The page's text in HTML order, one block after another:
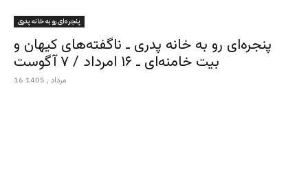
پنجره‌ای رو به خانه پدری
پنجره‌ای رو به خانه پدری ـ ناگفته‌های کیهان و
بیت خامنه‌ای ـ ۱۶ امرداد / ۷ آگوست
16 مرداد , 1405